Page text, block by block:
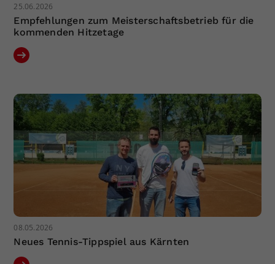
25.06.2026
Empfehlungen zum Meisterschaftsbetrieb für die
kommenden Hitzetage
08.05.2026
Neues Tennis-Tippspiel aus Kärnten